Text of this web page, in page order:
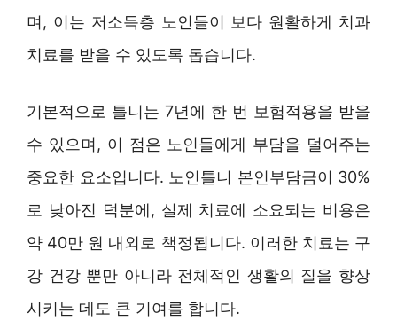
며, 이는 저소득층 노인들이 보다 원활하게 치과
치료를 받을 수 있도록 돕습니다.
기본적으로 틀니는 7년에 한 번 보험적용을 받을
수 있으며, 이 점은 노인들에게 부담을 덜어주는
중요한 요소입니다. 노인틀니 본인부담금이 30%
로 낮아진 덕분에, 실제 치료에 소요되는 비용은
약 40만 원 내외로 책정됩니다. 이러한 치료는 구
강 건강 뿐만 아니라 전체적인 생활의 질을 향상
시키는 데도 큰 기여를 합니다.